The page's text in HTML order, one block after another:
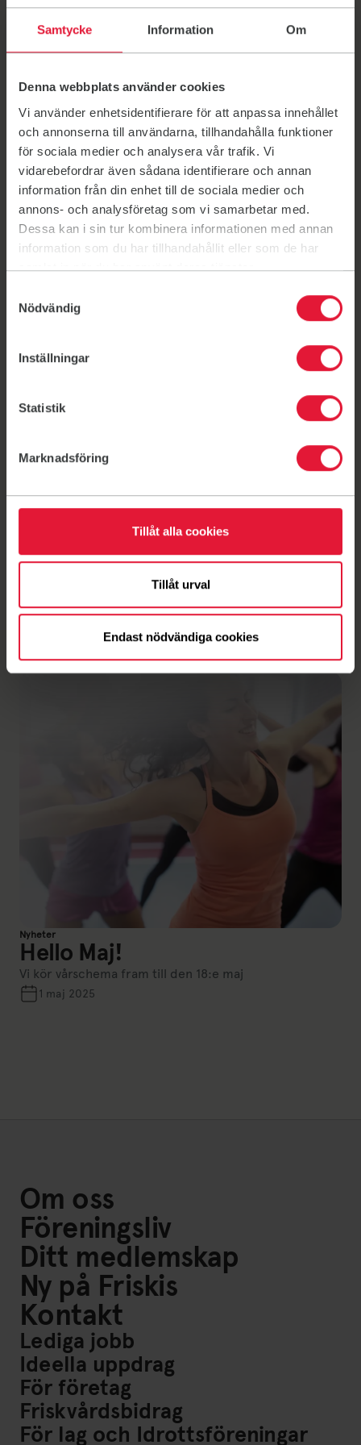
Samtycke Information Om
Denna webbplats använder cookies
Vi använder enhetsidentifierare för att anpassa innehållet
och annonserna till användarna, tillhandahålla funktioner
för sociala medier och analysera vår trafik. Vi
vidarebefordrar även sådana identifierare och annan
information från din enhet till de sociala medier och
annons- och analysföretag som vi samarbetar med.
Dessa kan i sin tur kombinera informationen med annan
information som du har tillhandahållit eller som de har
samlat in när du har använt deras tjänster.
Nödvändig
Inställningar
Statistik
Marknadsföring
Tillåt alla cookies
Tillåt urval
Endast nödvändiga cookies
Skola / Idrottshall
Allégården, 450 63 Högsäter
Hedekas skola
Hedekas skola
Färgelandavägen 1, 455 41 Hedekas
Höjdenskolan
Höjdenskolan
Skola / Idrottshall
Lovägen 1, 458 31 Färgelanda
Bruksskolan
Bruksskolan
Skola / Idrottshall
Myrbottenvägen 29, 455 34, Munkedal
Vill du bli seniorledare?
Nyheter
Hello Maj!
Vi kör vårschema fram till den 18:e maj
1 maj 2025
Om oss
Föreningsliv
Ditt medlemskap
Ny på Friskis
Kontakt
Lediga jobb
Ideella uppdrag
För företag
Friskvårdsbidrag
För lag och Idrottsföreningar